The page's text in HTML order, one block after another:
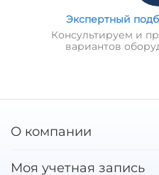
Экспертный
Консультируем и
вариантов
О компании
Моя учетная запись